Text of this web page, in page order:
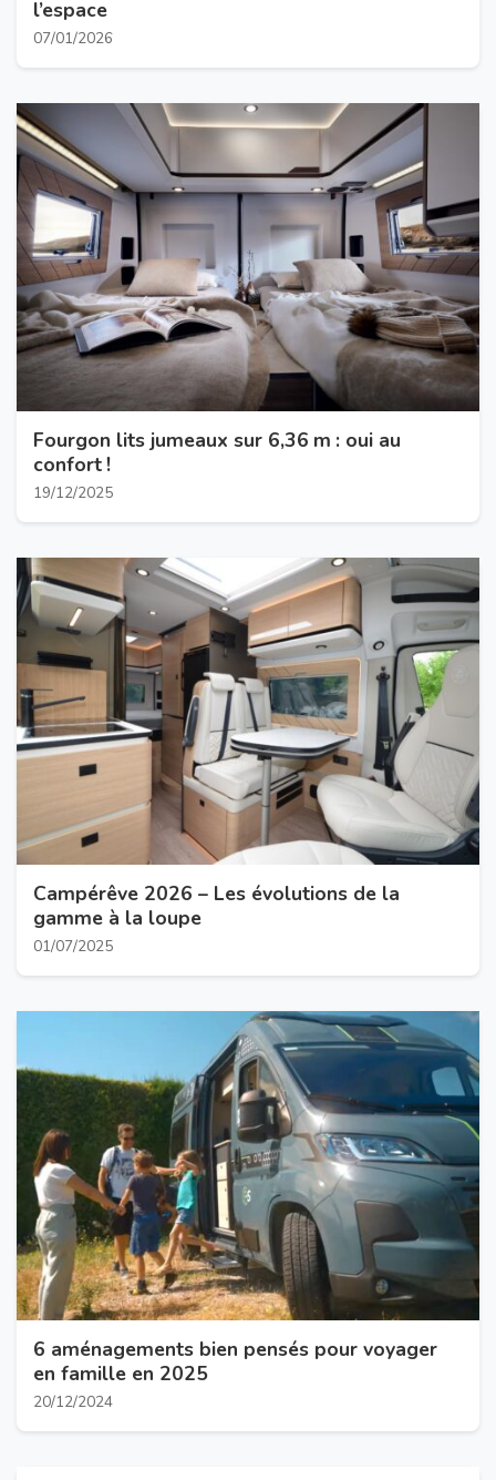
l’espace
07/01/2026
Fourgon lits jumeaux sur 6,36 m : oui au
confort !
19/12/2025
Campérêve 2026 – Les évolutions de la
gamme à la loupe
01/07/2025
6 aménagements bien pensés pour voyager
en famille en 2025
20/12/2024